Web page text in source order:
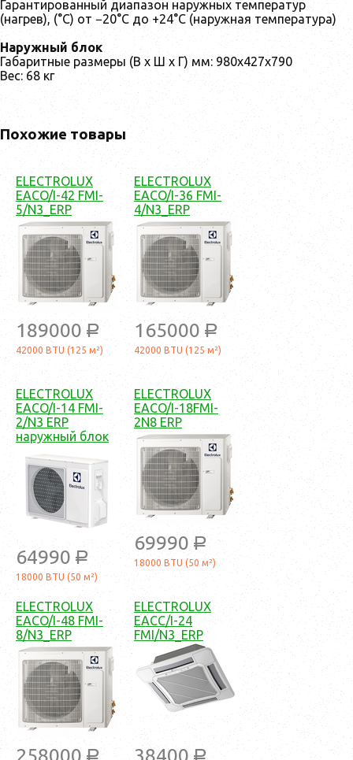
Гарантированный диапазон наружных температур
(нагрев), (°C) от −20°С до +24°С (наружная температура)
Наружный блок
Габаритные размеры (В х Ш х Г) мм: 980x427x790
Вес: 68 кг
Похожие товары
ELECTROLUX
EACO/I-42 FMI-
5/N3_ERP
189000 a
42000 BTU (125 м²)
ELECTROLUX
EACO/I-36 FMI-
4/N3_ERP
165000 a
42000 BTU (125 м²)
ELECTROLUX
EACO/I-14 FMI-
2/N3 ERP
наружный блок
64990 a
18000 BTU (50 м²)
ELECTROLUX
EACO/I-18FMI-
2N8 ERP
69990 a
18000 BTU (50 м²)
ELECTROLUX
EACO/I-48 FMI-
8/N3_ERP
258000
ELECTROLUX
EACC/I-24
FMI/N3_ERP
38400